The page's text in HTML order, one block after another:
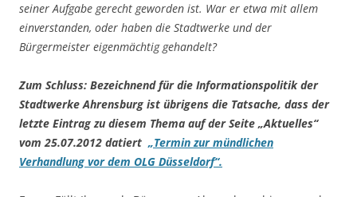
seiner Aufgabe gerecht geworden ist. War er etwa mit allem
einverstanden, oder haben die Stadtwerke und der
Bürgermeister eigenmächtig gehandelt?
Zum Schluss: Bezeichnend für die Informationspolitik der
Stadtwerke Ahrensburg ist übrigens die Tatsache, dass der
letzte Eintrag zu diesem Thema auf der Seite „Aktuelles“
vom 25.07.2012 datiert „Termin zur mündlichen
Verhandlung vor dem OLG Düsseldorf“.